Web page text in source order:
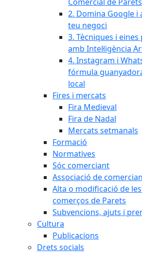
2. Domina Google i
teu negoci
3. Tècniques i
amb Intel·ligència
4. Instagram i
fórmula
local
Fires i mercats
Fira Medieval
Fira de Nadal
Mercats setmanals
Formació
Normatives
Sóc comerciant
Associació de
Alta o modificació de
comerços de Parets
Subvencions, ajuts i
Cultura
Publicacions
Drets socials